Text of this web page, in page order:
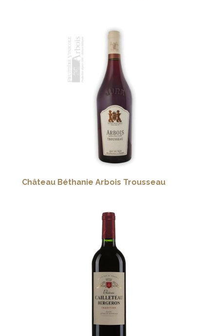
Château Béthanie Arbois Trousseau